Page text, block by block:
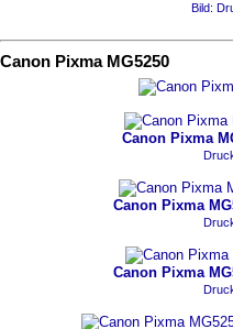
Bild:
Canon Pixma MG5250
Canon Pixma
Canon Pixma
Canon Pixma